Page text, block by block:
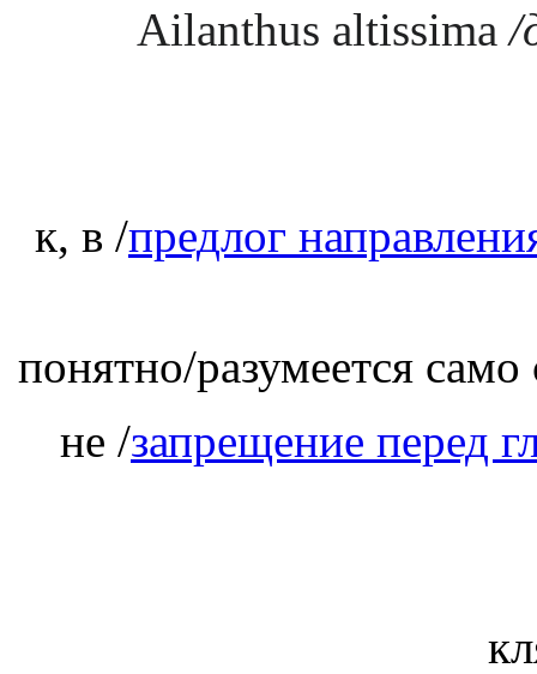
Ailanthus altissima /
к, в /предлог
понятно/разумеется
не /запрещение перед